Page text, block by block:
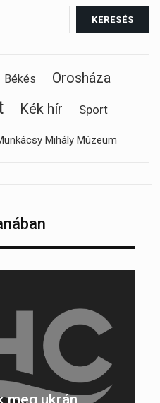
Békés
Orosháza
Kék hír Sport
Mihály Múzeum
meg ukrán